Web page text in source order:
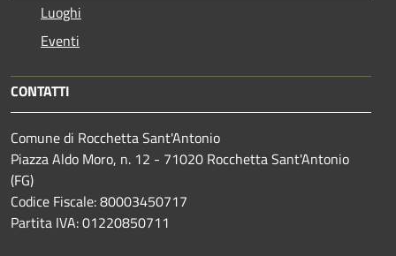
Luoghi
Eventi
CONTATTI
Comune di Rocchetta Sant'Antonio
Piazza Aldo Moro, n. 12 - 71020 Rocchetta Sant'Antonio
(FG)
Codice Fiscale: 80003450717
Partita IVA: 01220850711